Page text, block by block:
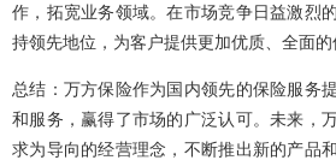
作，拓宽业务领域。在市场竞争日益激烈
持领先地位，为客户提供更加优质、全面的
总结：万方保险作为国内领先的保险服务
和服务，赢得了市场的广泛认可。未来，
求为导向的经营理念，不断推出新的产品